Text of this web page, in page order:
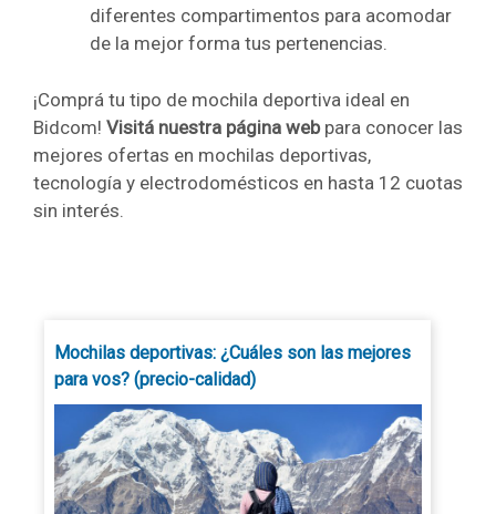
diferentes compartimentos para acomodar
de la mejor forma tus pertenencias.
¡Comprá tu tipo de mochila deportiva ideal en
Bidcom! Visitá nuestra página webpara conocer las
mejores ofertas en mochilas deportivas,
tecnología y electrodomésticos en hasta 12 cuotas
sin interés.
Mochilas deportivas: ¿Cuáles son las mejores
para vos? (precio-calidad)